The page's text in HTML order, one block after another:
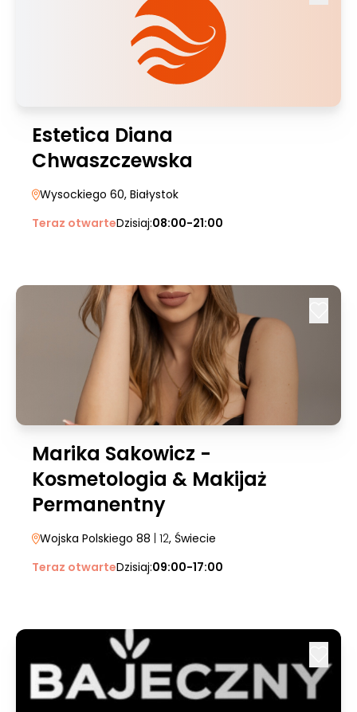
Estetica Diana
Chwaszczewska
Wysockiego 60, Białystok
Teraz otwarteDzisiaj:08:00-21:00
Marika Sakowicz -
Kosmetologia & Makijaż
Permanentny
Wojska Polskiego 88 | 12, Świecie
Teraz otwarteDzisiaj:09:00-17:00